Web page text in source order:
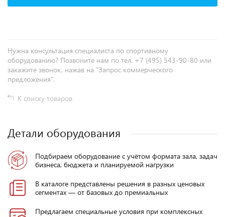
Нужна консультация специалиста по спортивному
оборудованию? Позвоните нам по тел. +7 (495) 543-90-80 или
закажите звонок, нажав на "Запрос коммерческого
предложения".
К списку товаров
Детали оборудования
Подбираем оборудование с учётом формата зала, задач
бизнеса, бюджета и планируемой нагрузки
В каталоге представлены решения в разных ценовых
сегментах — от базовых до премиальных
Предлагаем специальные условия при комплексных